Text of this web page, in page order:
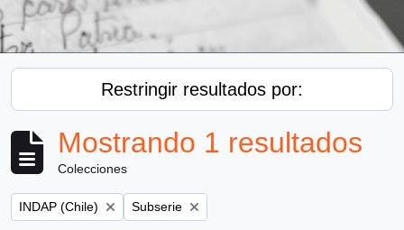
Restringir resultados por:
Mostrando 1 resultados
Colecciones
Remove filter:
INDAP (Chile) Remove filter:
Subserie